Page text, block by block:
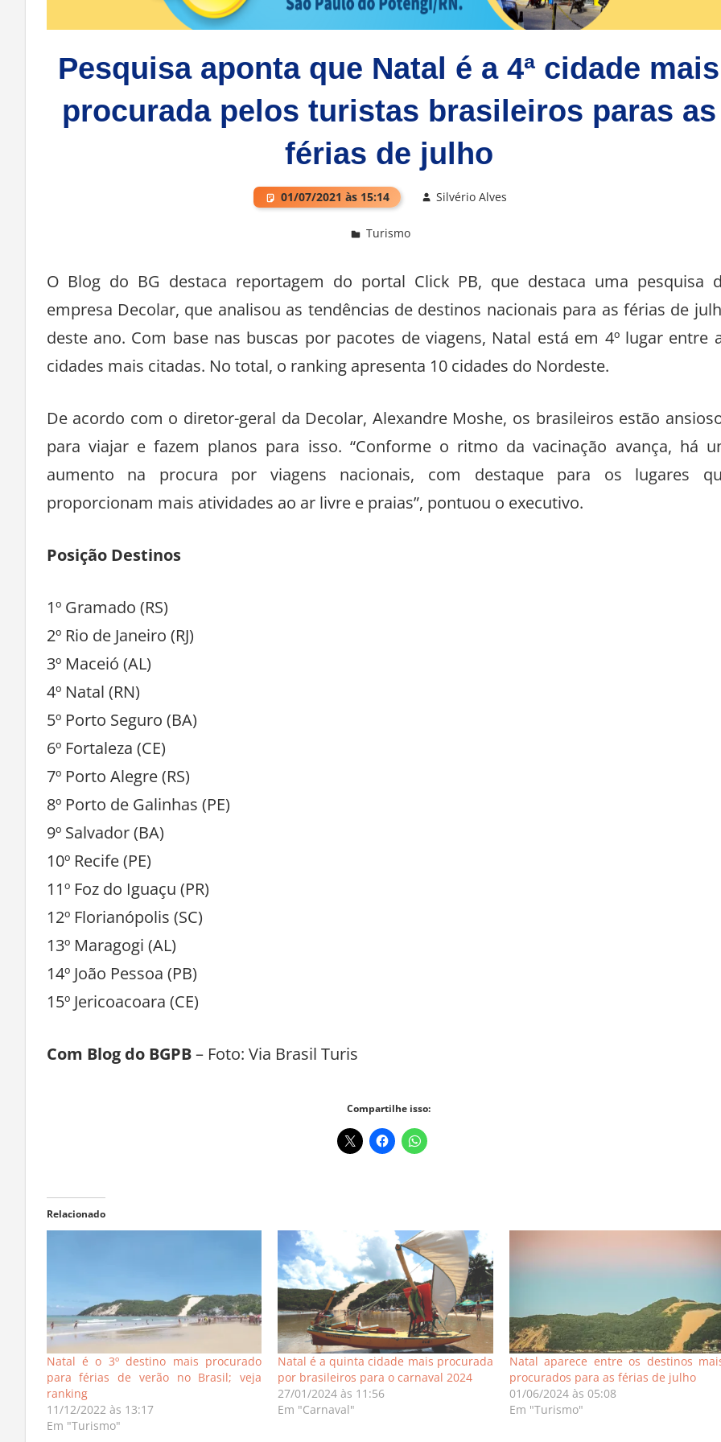
Pesquisa aponta que Natal é a 4ª cidade mais
procurada pelos turistas brasileiros paras as
férias de julho
01/07/2021 às 15:14 Silvério Alves
Turismo
O Blog do BG destaca reportagem do portal Click PB, que destaca uma pesquisa
empresa Decolar, que analisou as tendências de destinos nacionais para as férias de
deste ano. Com base nas buscas por pacotes de viagens, Natal está em 4º lugar entre
cidades mais citadas. No total, o ranking apresenta 10 cidades do Nordeste.
De acordo com o diretor-geral da Decolar, Alexandre Moshe, os brasileiros estão
para viajar e fazem planos para isso. “Conforme o ritmo da vacinação avança, há
aumento na procura por viagens nacionais, com destaque para os lugares
proporcionam mais atividades ao ar livre e praias”, pontuou o executivo.
Posição Destinos
1º Gramado (RS)
2º Rio de Janeiro (RJ)
3º Maceió (AL)
4º Natal (RN)
5º Porto Seguro (BA)
6º Fortaleza (CE)
7º Porto Alegre (RS)
8º Porto de Galinhas (PE)
9º Salvador (BA)
10º Recife (PE)
11º Foz do Iguaçu (PR)
12º Florianópolis (SC)
13º Maragogi (AL)
14º João Pessoa (PB)
15º Jericoacoara (CE)
Com Blog do BGPB– Foto: Via Brasil Turis
Compartilhe isso:
Relacionado
Natal é o 3º destino mais procurado
para férias de verão no Brasil; veja
ranking
11/12/2022 às 13:17
Em "Turismo"
Natal é a quinta cidade mais procurada
por brasileiros para o carnaval 2024
27/01/2024 às 11:56
Em "Carnaval"
Natal aparece entre os destinos
procurados para as férias de julho
01/06/2024 às 05:08
Em "Turismo"